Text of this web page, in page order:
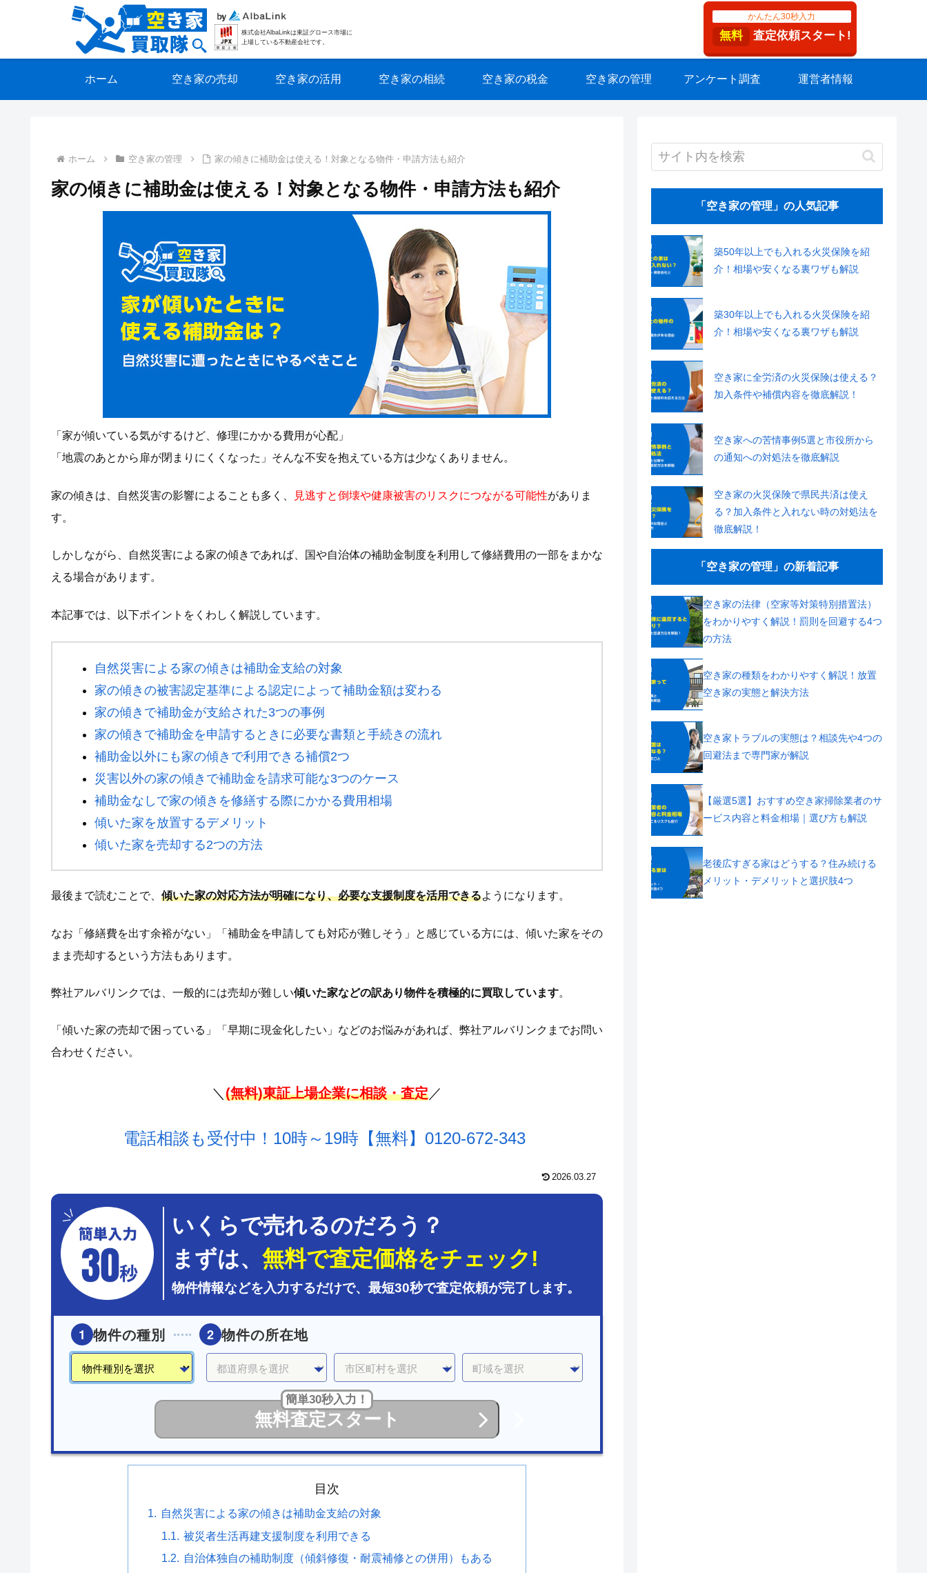
株式会社AlbaLinkは東証グロース市場に
上場している不動産会社です。
かんたん30秒入力
無料 査定依頼スタート!
ホーム 空き家の売却 空き家の活用 空き家の相続 空き家の税金 空き家の管理 アンケート調査 運営者情報
ホーム 空き家の管理 家の傾きに補助金は使える！対象となる物件・申請方法も紹介
家の傾きに補助金は使える！対象となる物件・申請方法も紹介
「家が傾いている気がするけど、修理にかかる費用が心配」
「地震のあとから扉が閉まりにくくなった」そんな不安を抱えている方は少なくありません。
家の傾きは、自然災害の影響によることも多く、 見逃すと倒壊や健康被害のリスクにつながる可能性がありま
す。
しかしながら、自然災害による家の傾きであれば、国や自治体の補助金制度を利用して修繕費用の一部をまかな
える場合があります。
本記事では、以下ポイントをくわしく解説しています。
自然災害による家の傾きは補助金支給の対象
家の傾きの被害認定基準による認定によって補助金額は変わる
家の傾きで補助金が支給された3つの事例
家の傾きで補助金を申請するときに必要な書類と手続きの流れ
補助金以外にも家の傾きで利用できる補償2つ
災害以外の家の傾きで補助金を請求可能な3つのケース
補助金なしで家の傾きを修繕する際にかかる費用相場
傾いた家を放置するデメリット
傾いた家を売却する2つの方法
最後まで読むことで、 傾いた家の対応方法が明確になり、必要な支援制度を活用できるようになります。
なお「修繕費を出す余裕がない」「補助金を申請しても対応が難しそう」と感じている方には、傾いた家をその
まま売却するという方法もあります。
弊社アルバリンクでは、一般的には売却が難しい傾いた家などの訳あり物件を積極的に買取しています。
「傾いた家の売却で困っている」「早期に現金化したい」などのお悩みがあれば、弊社アルバリンクまでお問い
合わせください。
＼ (無料)東証上場企業に相談・査定／
電話相談も受付中！10時～19時【無料】 0120-672-343
2026.03.27
いくらで売れるのだろう？
まずは、 無料で査定価格をチェック!
物件情報などを入力するだけで、最短30秒で査定依頼が完了します。
1 物件の種別 2 物件の所在地
簡単30秒入力！
無料査定スタート
目次
自然災害による家の傾きは補助金支給の対象
被災者生活再建支援制度を利用できる
自治体独自の補助制度（傾斜修復・耐震補修との併用）もある
「空き家の管理」の人気記事
築50年以上でも入れる火災保険を紹
介！相場や安くなる裏ワザも解説
築30年以上でも入れる火災保険を紹
介！相場や安くなる裏ワザも解説
空き家に全労済の火災保険は使える？
加入条件や補償内容を徹底解説！
空き家への苦情事例5選と市役所から
の通知への対処法を徹底解説
空き家の火災保険で県民共済は使え
る？加入条件と入れない時の対処法を
徹底解説！
「空き家の管理」の新着記事
空き家の法律（空家等対策特別措置法）
をわかりやすく解説！罰則を回避する4つ
の方法
空き家の種類をわかりやすく解説！放置
空き家の実態と解決方法
空き家トラブルの実態は？相談先や4つの
回避法まで専門家が解説
【厳選5選】おすすめ空き家掃除業者のサ
ービス内容と料金相場｜選び方も解説
老後広すぎる家はどうする？住み続ける
メリット・デメリットと選択肢4つ